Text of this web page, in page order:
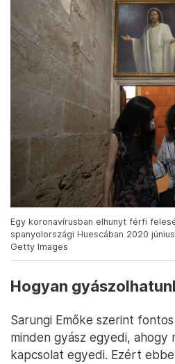
Egy koronavírusban elhunyt férfi
spanyolországi Huescában 2020
Getty Images
Hogyan
Sarungi Emőke szerint
minden gyász egyedi, ahogy
kapcsolat egyedi. Ezért